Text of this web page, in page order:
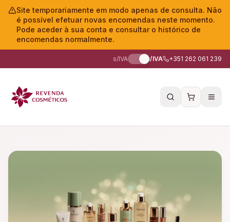
Site temporariamente em modo apenas de consulta. Não
é possível efetuar novas encomendas neste momento.
Pode aceder à sua conta e consultar o histórico de
encomendas normalmente.
s/IVA c/IVA +351 262 061 239